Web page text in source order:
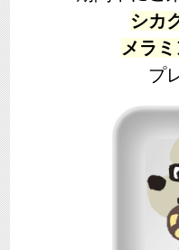
シカ
メラ
プ